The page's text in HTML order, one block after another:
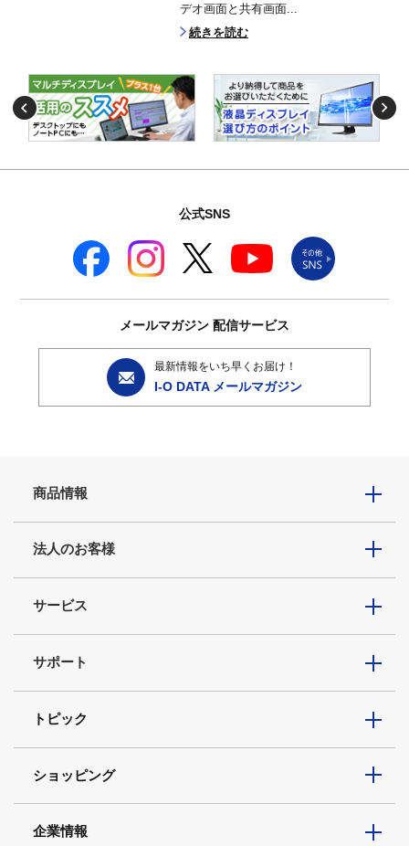
デオ画面と共有画面...
続きを読む
公式SNS
メールマガジン 配信サービス
最新情報をいち早くお届け！
I-O DATA メールマガジン
商品情報
法人のお客様
サービス
サポート
トピック
ショッピング
企業情報